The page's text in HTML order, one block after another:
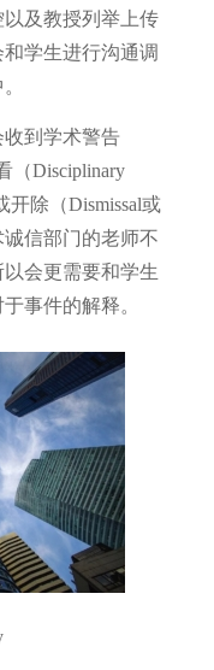
及教授列举上传
学生进行沟通调
到学术警告
（Disciplinary
开除（Dismissal或
信部门的老师不
会更需要和学生
事件的解释。